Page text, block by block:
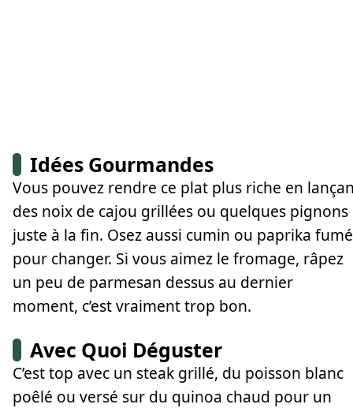
Idées Gourmandes
Vous pouvez rendre ce plat plus riche en
des noix de cajou grillées ou quelques pignons
juste à la fin. Osez aussi cumin ou paprika fumé
pour changer. Si vous aimez le fromage, râpez
un peu de parmesan dessus au dernier
moment, c’est vraiment trop bon.
Avec Quoi Déguster
C’est top avec un steak grillé, du poisson blanc
poêlé ou versé sur du quinoa chaud pour un